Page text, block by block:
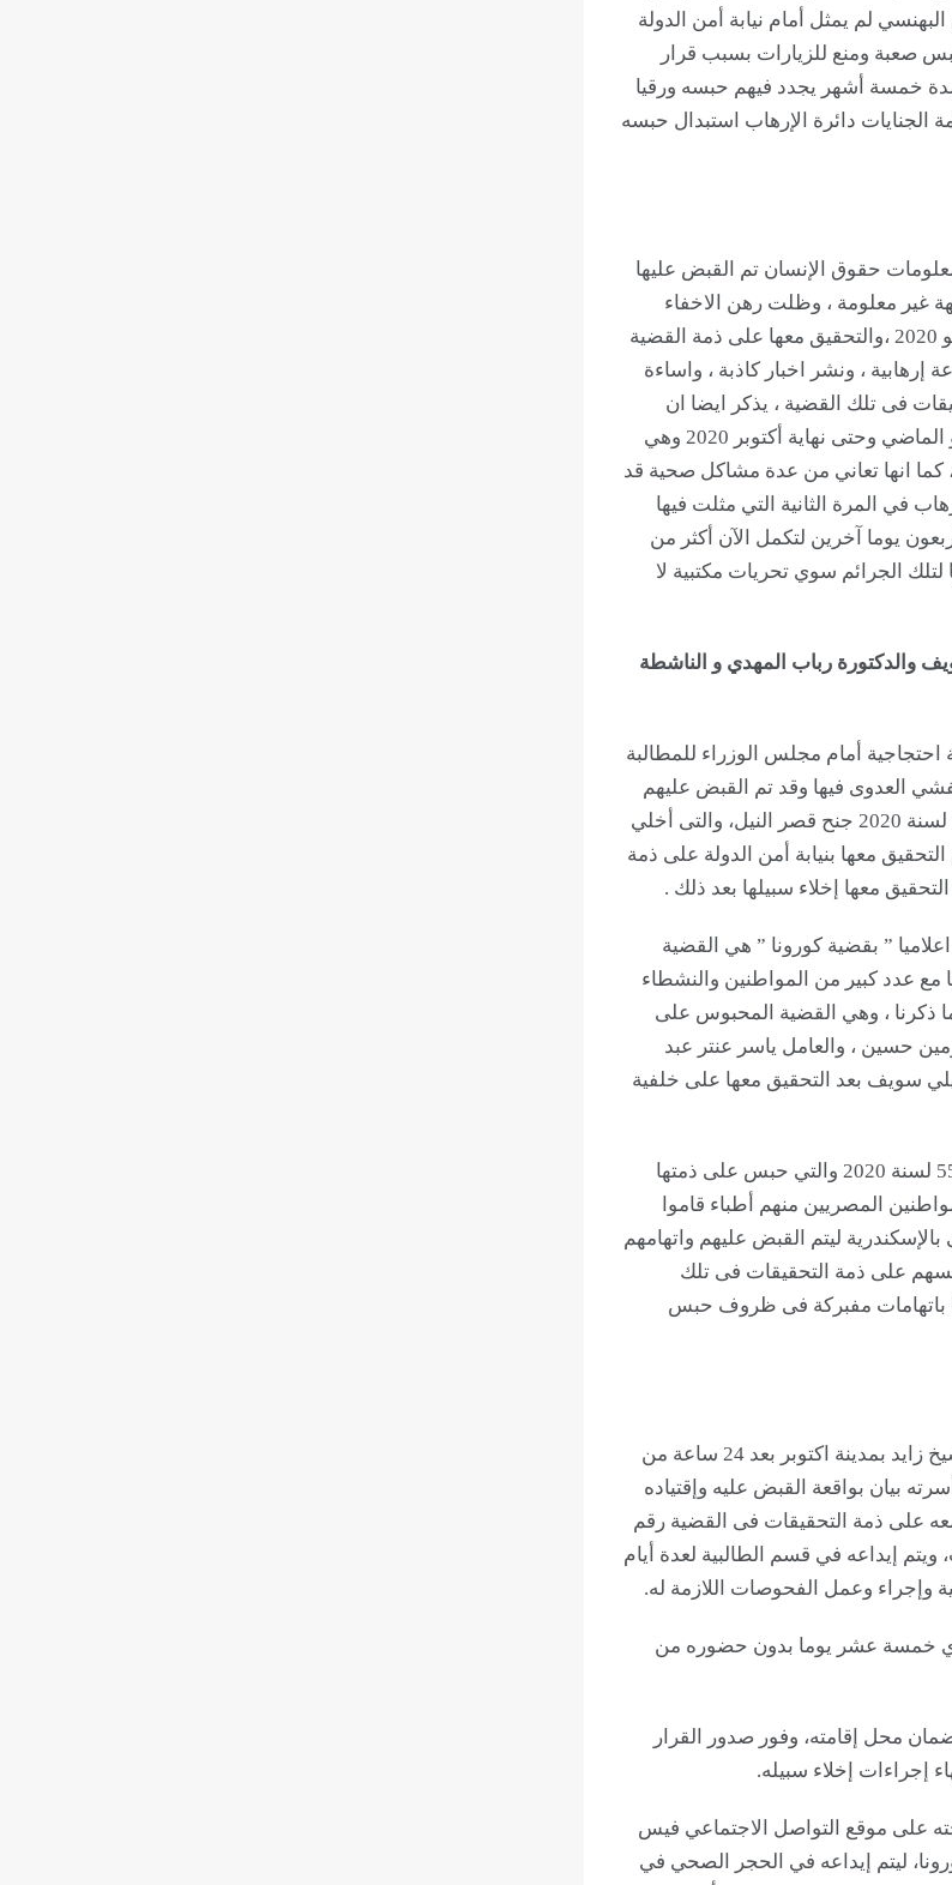
البهنسي لم يمثل أمام نيابة أمن الدولة
صعبة ومنع للزيارات بسبب قرار
خمسة أشهر يجدد فيهم حبسه ورقيا
الجنايات دائرة الإرهاب استبدال حبسه
حقوق الإنسان تم القبض عليها
20 مايو 2020 وتم اقتيادها لجهة غير معلومة ، وظلت رهن الاخفاء
القسري لمدة 10 أيام حتى ظهرت بنيابة أمن الدولة بتاريخ 30 مايو 2020 ،والتحقيق معها على ذمة القضية
لجماعة إرهابية ، ونشر اخبار كاذبة ، واساءة
فى تلك القضية ، يذكر ايضا ان
شيماء سامي لم تمثل امام جهة التحقيق سوى مرتين منذ 30 مايو الماضي وحتى نهاية أكتوبر 2020 وهي
كما انها تعاني من عدة مشاكل صحية قد
في المرة الثانية التي مثلت فيها
يوما آخرين لتكمل الآن أكثر من
الجرائم سوي تحريات مكتبية لا
والدكتورة رباب المهدي و الناشطة
بتنظيم وقفة احتجاجية أمام مجلس الوزراء للمطالبة
العدوى فيها وقد تم القبض عليهم
بسبب تلك الوقفة وتم التحقيق معهم على ذمة القضية رقم 1909 لسنة 2020 جنح قصر النيل، والتى أخلي
والتي تم التحقيق معها بنيابة أمن الدولة على ذمة
والمعروفة اعلاميا ” بقضية كورونا ” هي القضية
مع عدد كبير من المواطنين والنشطاء
ذكرنا ، وهي القضية المحبوس على
حسين ، والعامل ياسر عنتر عبد
سويف بعد التحقيق معها على خلفية
ليأتي بعدها عددا آخر من القضايا بذات الاتهامات كالقضية رقم 558 لسنة 2020 والتي حبس على ذمتها
المصريين منهم أطباء قاموا
ليتم القبض عليهم واتهامهم
على ذمة التحقيقات فى تلك
باتهامات مفبركة فى ظروف حبس
تم القبض عليه بتاريخ 15 يونيو 2020 من منزل اسرته بمنطقة الشيخ زايد بمدينة اكتوبر بعد 24 ساعة من
بيان بواقعة القبض عليه وإقتياده
معه على ذمة التحقيقات فى القضية رقم
علي ذمة التحقيقات، ويتم إيداعه في قسم الطالبية لعدة أيام
وعمل الفحوصات اللازمة له.
مرة أخري خمسة عشر يوما بدون حضوره من
سبيله بضمان محل إقامته، وفور صدور القرار
إخلاء سبيله.
على موقع التواصل الاجتماعي فيس
ليتم إيداعه في الحجر الصحي في